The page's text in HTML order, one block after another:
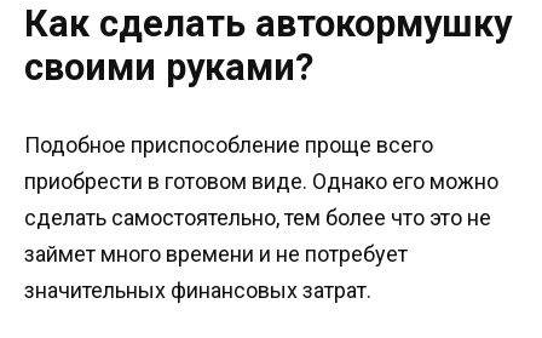
Как сделать автокормушку
своими руками?
Подобное приспособление проще всего
приобрести в готовом виде. Однако его можно
сделать самостоятельно, тем более что это не
займет много времени и не потребует
значительных финансовых затрат.